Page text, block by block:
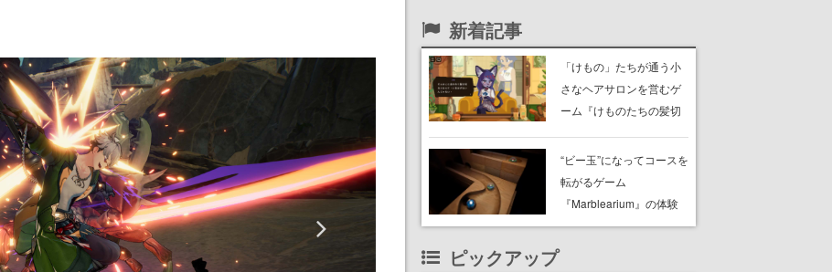
新着記事
「けもの」たちが通う小
さなヘアサロンを営むゲ
ーム『けものたちの髪切
始。悩みを持ったお客様
と会話を交わし“本当に望
んでる髪型”を見つけ出す
“ビー玉”になってコースを
転がるゲーム
『Marblearium』の体験
版がSteamで本日8月7日
ピックアップ